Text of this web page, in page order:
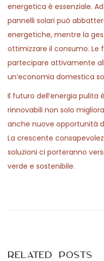
energetica è essenziale.
pannelli solari può
energetiche, mentre la
ottimizzare il consumo. Le
partecipare attivamente
un’economia domestica
Il futuro dell’energia
rinnovabili non solo
anche nuove opportunità
La crescente
soluzioni ci porteranno
verde e sostenibile.
s
o
é
Related Posts